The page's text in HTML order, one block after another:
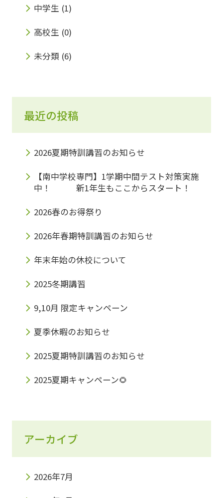
中学生 (1)
高校生 (0)
未分類 (6)
最近の投稿
2026夏期特訓講習のお知らせ
【南中学校専門】1学期中間テスト対策実施
中！ 新1年生もここからスタート！
2026春のお得祭り
2026年春期特訓講習のお知らせ
年末年始の休校について
2025冬期講習
9,10月 限定キャンペーン
夏季休暇のお知らせ
2025夏期特訓講習のお知らせ
2025夏期キャンペーン🌻
アーカイブ
2026年7月